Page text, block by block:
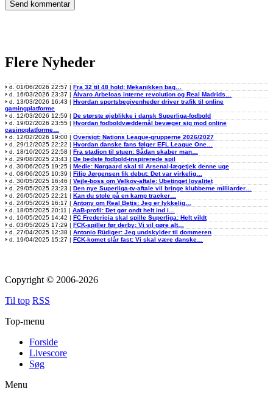
Flere Nyheder
d. 01/06/2026 22:57 | Fra 32 til 48 hold: Mekanikken bag…
d. 16/03/2026 23:37 | Álvaro Arbeloas interne revolution og Real Madrids…
d. 13/03/2026 16:43 | Hvordan sportsbegivenheder driver trafik til online
gamingplatforme
d. 12/03/2026 12:59 | De største øjeblikke i dansk Superliga-fodbold
d. 19/02/2026 23:55 | Hvordan fodboldvæddemål bevæger sig mod online
casinoplatforme…
d. 12/02/2026 19:00 | Oversigt: Nations League-grupperne 2026/2027
d. 29/12/2025 22:22 | Hvordan danske fans følger EFL League One…
d. 18/10/2025 22:58 | Fra stadion til stuen: Sådan skaber man…
d. 29/08/2025 23:43 | De bedste fodbold-inspirerede spil
d. 30/06/2025 19:25 | Medie: Nørgaard skal til Arsenal-lægetjek denne uge
d. 08/06/2025 10:39 | Filip Jørgensen fik debut: Det var virkelig…
d. 30/05/2025 16:46 | Vejle-boss om Velkov-aftale: Ubetinget loyalitet
d. 29/05/2025 23:23 | Den nye Superliga-tv-aftale vil bringe klubberne milliarder…
d. 26/05/2025 22:21 | Kan du stole på en kamp tracker…
d. 24/05/2025 16:17 | Antony om Real Betis: Jeg er lykkelig…
d. 18/05/2025 20:11 | AaB-profil: Det gør ondt helt ind i…
d. 10/05/2025 14:42 | FC Fredericia skal spille Superliga: Helt vildt
d. 03/05/2025 17:29 | FCK-spiller før derby: Vi vil gøre alt…
d. 27/04/2025 12:38 | Antonio Rüdiger: Jeg undskylder til dommeren
d. 19/04/2025 15:27 | FCK-komet slår fast: Vi skal være danske…
Copyright © 2006-2026
Til top RSS
Top-menu
Forside
Livescore
Søg
Menu